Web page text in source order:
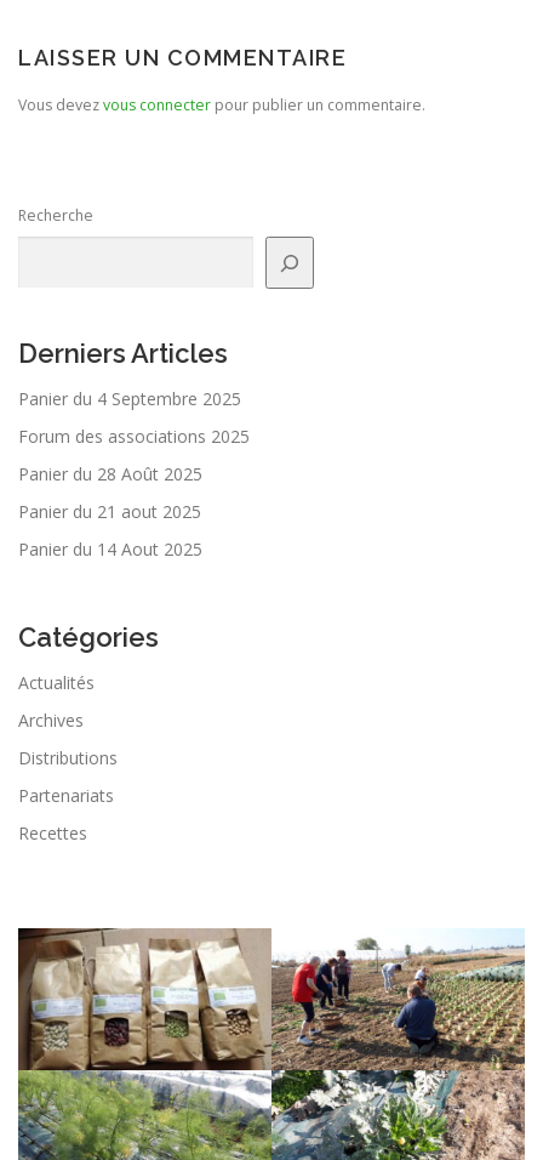
LAISSER UN COMMENTAIRE
Vous devezvous connecter pour publier un commentaire.
Recherche
Derniers Articles
Panier du 4 Septembre 2025
Forum des associations 2025
Panier du 28 Août 2025
Panier du 21 aout 2025
Panier du 14 Aout 2025
Catégories
Actualités
Archives
Distributions
Partenariats
Recettes